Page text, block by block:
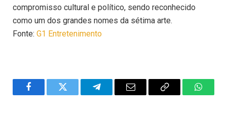
compromisso cultural e político, sendo reconhecido
como um dos grandes nomes da sétima arte.
Fonte: G1 Entretenimento
FacebookTwitter TelegramEmail
Copy